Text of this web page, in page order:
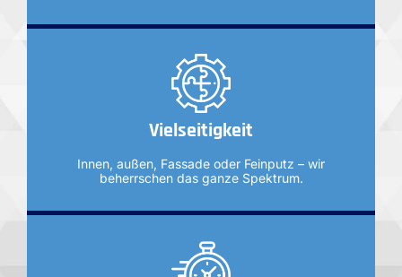
Vielseitigkeit
Innen, außen, Fassade oder Feinputz – wir
beherrschen das ganze Spektrum.